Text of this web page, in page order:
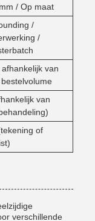
/ Op maat
/
/
van
van
of
verschillende